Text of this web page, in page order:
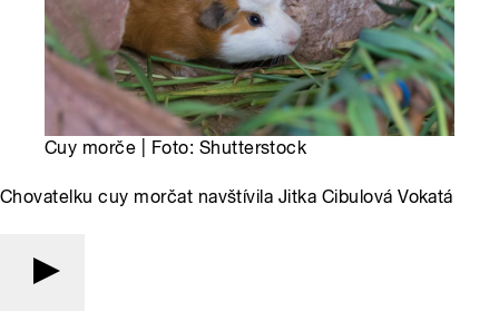
Cuy morče | Foto: Shutterstock
Chovatelku cuy morčat navštívila Jitka Cibulová Vokatá